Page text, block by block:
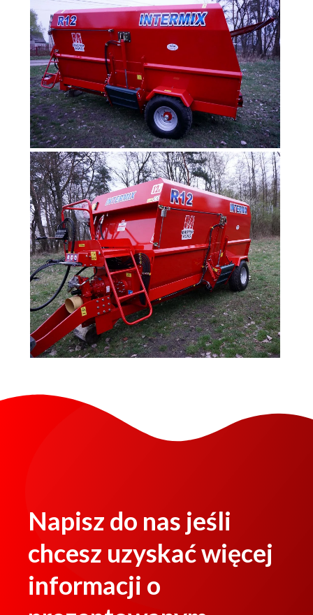
Napisz do nas jeśli
chcesz uzyskać więcej
informacji o